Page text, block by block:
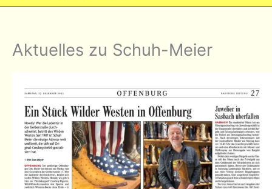
Aktuelles zu Schuh-Meier